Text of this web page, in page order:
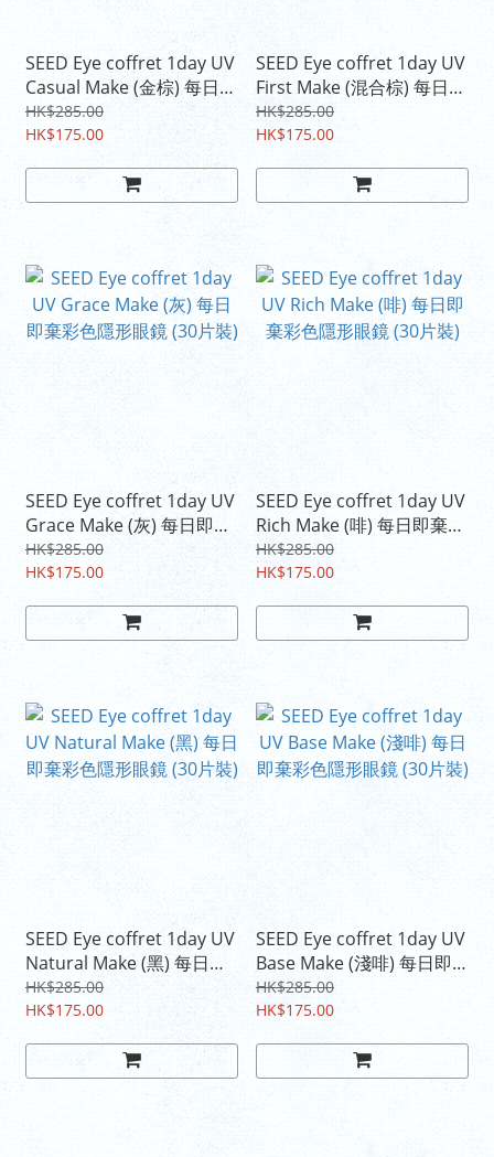
SEED Eye coffret 1day UV
Casual Make (金棕) 每日即
棄彩色隱形眼鏡 (30片裝)
HK$285.00
HK$175.00
SEED Eye coffret 1day UV
First Make (混合棕) 每日即
棄彩色隱形眼鏡 (30片裝)
HK$285.00
HK$175.00
SEED Eye coffret 1day UV
Grace Make (灰) 每日即棄
彩色隱形眼鏡 (30片裝)
HK$285.00
HK$175.00
SEED Eye coffret 1day UV
Rich Make (啡) 每日即棄彩
色隱形眼鏡 (30片裝)
HK$285.00
HK$175.00
SEED Eye coffret 1day UV
Natural Make (黑) 每日即
棄彩色隱形眼鏡 (30片裝)
HK$285.00
HK$175.00
SEED Eye coffret 1day UV
Base Make (淺啡) 每日即
棄彩色隱形眼鏡 (30片裝)
HK$285.00
HK$175.00